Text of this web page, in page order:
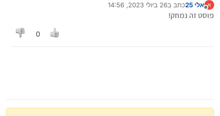
א אלי 25 כתב ב26 ביולי 2023, 14:56
נערך לאחרונה על ידי
פוסט זה נמחק!
0